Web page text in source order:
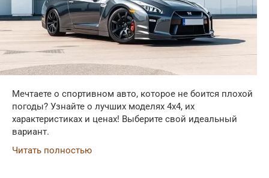
Мечтаете о спортивном авто, которое не боится плохой
погоды? Узнайте о лучших моделях 4x4, их
характеристиках и ценах! Выберите свой идеальный
вариант.
Читать полностью